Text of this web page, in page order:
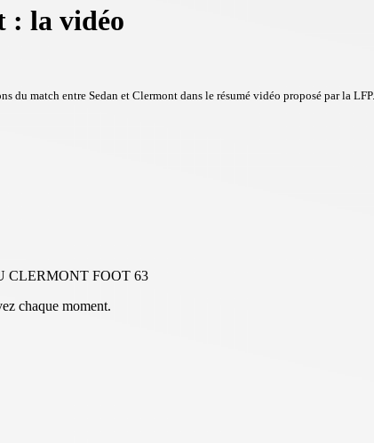
: la vidéo
du match entre Sedan et Clermont dans le résumé vidéo proposé par la LFP.
CLERMONT FOOT 63
chaque moment.